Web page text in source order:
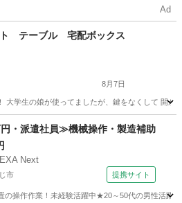
Ad
ト テーブル 宅配ボックス
8月7日
生の娘が使ってましたが、鍵をなくして 開か
オフィス用家具
・派遣社員≫機械操作・製造補助
Next
市 提携サイト
の操作作業！未経験活躍中★20～50代の男性活